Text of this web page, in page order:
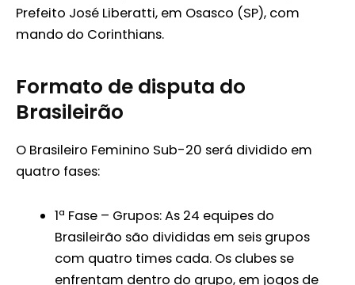
Prefeito José Liberatti, em Osasco (SP), com
mando do Corinthians.
Formato de disputa do
Brasileirão
O Brasileiro Feminino Sub-20 será dividido em
quatro fases:
1ª Fase – Grupos: As 24 equipes do
Brasileirão são divididas em seis grupos
com quatro times cada. Os clubes se
enfrentam dentro do grupo, em jogos de